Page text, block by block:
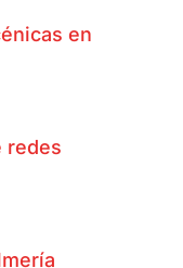
en
redes